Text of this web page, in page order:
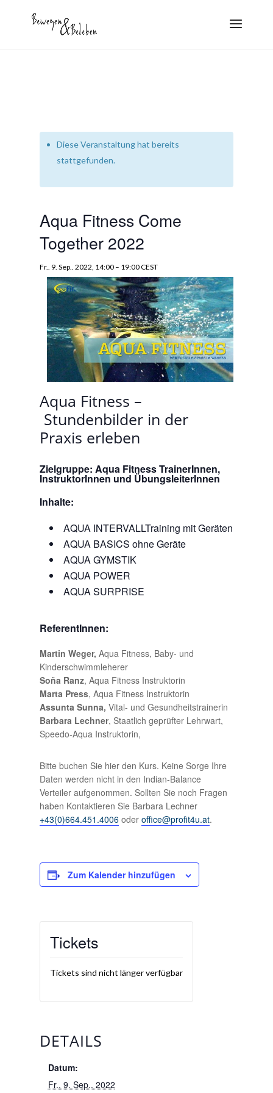
Diese Veranstaltung hat bereits
stattgefunden.
Aqua Fitness Come
Together 2022
Fr.. 9. Sep.. 2022, 14:00– 19:00CEST
Aqua Fitness –
Stundenbilder in der
Praxis erleben
Zielgruppe: Aqua Fitness TrainerInnen,
InstruktorInnen und ÜbungsleiterInnen
Inhalte:
AQUA INTERVALLTraining mit Geräten
AQUA BASICS ohne Geräte
AQUA GYMSTIK
AQUA POWER
AQUA SURPRISE
ReferentInnen:
Martin Weger, Aqua Fitness, Baby- und
Kinderschwimmleherer
Soňa Ranz, Aqua Fitness Instruktorin
Marta Press, Aqua Fitness Instruktorin
Assunta Sunna, Vital- und Gesundheitstrainerin
Barbara Lechner, Staatlich geprüfter Lehrwart,
Speedo-Aqua Instruktorin,
Bitte buchen Sie hier den Kurs. Keine Sorge Ihre
Daten werden nicht in den Indian-Balance
Verteiler aufgenommen. Sollten Sie noch Fragen
haben Kontaktieren Sie Barbara Lechner
+43(0)664.451.4006oder office@profit4u.at.
Zum Kalender hinzufügen
Tickets
Tickets sind nicht länger verfügbar
DETAILS
Datum:
Fr.. 9. Sep.. 2022